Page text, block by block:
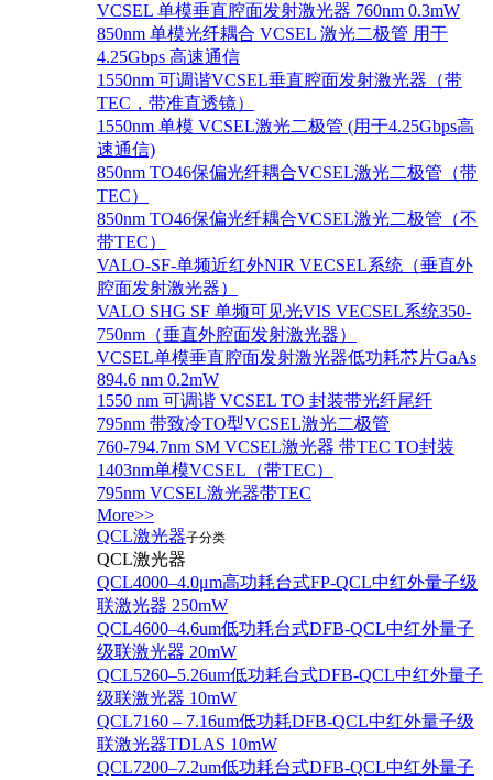
VCSEL 单模垂直腔面发射激光器 760nm 0.3mW
850nm 单模光纤耦合 VCSEL 激光二极管 用于
4.25Gbps 高速通信
1550nm 可调谐VCSEL垂直腔面发射激光器（带
TEC，带准直透镜）
1550nm 单模 VCSEL激光二极管 (用于4.25Gbps高
速通信)
850nm TO46保偏光纤耦合VCSEL激光二极管（带
TEC）
850nm TO46保偏光纤耦合VCSEL激光二极管（不
带TEC）
VALO-SF-单频近红外NIR VECSEL系统（垂直外
腔面发射激光器）
VALO SHG SF 单频可见光VIS VECSEL系统350-
750nm（垂直外腔面发射激光器）
VCSEL单模垂直腔面发射激光器低功耗芯片GaAs
894.6 nm 0.2mW
1550 nm 可调谐 VCSEL TO 封装带光纤尾纤
795nm 带致冷TO型VCSEL激光二极管
760-794.7nm SM VCSEL激光器 带TEC TO封装
1403nm单模VCSEL（带TEC）
795nm VCSEL激光器带TEC
More>>
QCL激光器子分类
QCL激光器
QCL4000–4.0μm高功耗台式FP-QCL中红外量子级
联激光器 250mW
QCL4600–4.6um低功耗台式DFB-QCL中红外量子
级联激光器 20mW
QCL5260–5.26um低功耗台式DFB-QCL中红外量子
级联激光器 10mW
QCL7160 – 7.16um低功耗DFB-QCL中红外量子级
联激光器TDLAS 10mW
QCL7200–7.2um低功耗台式DFB-QCL中红外量子